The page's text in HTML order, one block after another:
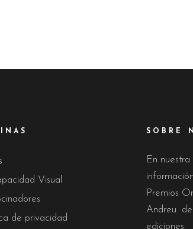
Visual
de privacidad
SOBRE
En
Premios
Andreu
ediciones.